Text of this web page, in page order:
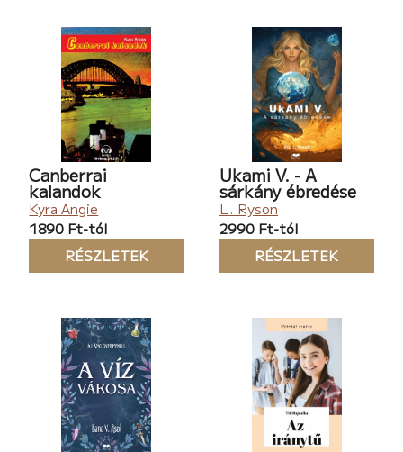
Canberrai
kalandok
Kyra Angie
1890 Ft-tól
RÉSZLETEK
Ukami V. - A
sárkány ébredése
L. Ryson
2990 Ft-tól
RÉSZLETEK